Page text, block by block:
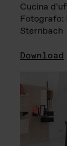
Cucina
Fotografo:
Sternbach
Download